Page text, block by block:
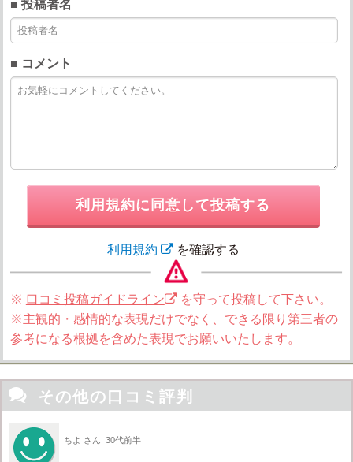
■ 投稿者名
■ コメント
利用規約に同意して投稿する
利用規約 を確認する
※ 口コミ投稿ガイドライン
を守って投稿して下さい。
※主観的・感情的な表現だけでなく、できる限り第三者の
参考になる根拠を含めた表現でお願いいたします。
 その他の口コミ評判
ちよ さん 30代前半